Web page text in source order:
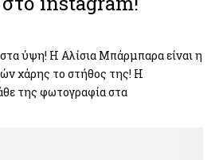
ύψη! Η Αλίσια Μπάρμπαρα είναι η
χάρης το στήθος της! Η
της φωτογραφία στα